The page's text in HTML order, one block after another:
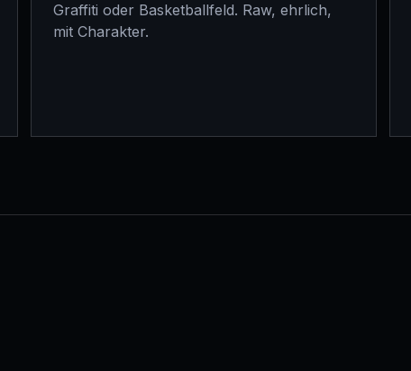
Graffiti oder Basketballfeld. Raw, ehrlich,
mit Charakter.